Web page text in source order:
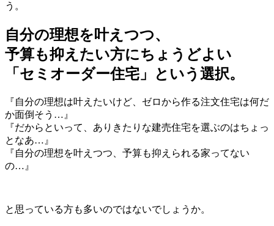
う。
自分の理想を叶えつつ、
予算も抑えたい方にちょうどよい
「セミオーダー住宅」という選択。
『自分の理想は叶えたいけど、ゼロから作る注文住宅は何だ
か面倒そう…』
『だからといって、ありきたりな建売住宅を選ぶのはちょっ
となあ…』
『自分の理想を叶えつつ、予算も抑えられる家ってない
の…』
と思っている方も多いのではないでしょうか。